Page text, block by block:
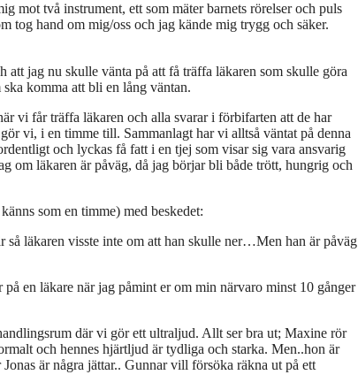
mot två instrument, ett som mäter barnets rörelser och puls
tog hand om mig/oss och jag kände mig trygg och säker.
att jag nu skulle vänta på att få träffa läkaren som skulle göra
komma att bli en lång väntan.
vi får träffa läkaren och alla svarar i förbifarten att de har
vi, i en timme till. Sammanlagt har vi alltså väntat på denna
och lyckas få fatt i en tjej som visar sig vara ansvarig
om läkaren är påväg, då jag börjar bli både trött, hungrig och
som en timme) med beskedet:
så läkaren visste inte om att han skulle ner…Men han är påväg
en läkare när jag påmint er om min närvaro minst 10 gånger
där vi gör ett ultraljud. Allt ser bra ut; Maxine rör
och hennes hjärtljud är tydliga och starka. Men..hon är
är några jättar.. Gunnar vill försöka räkna ut på ett